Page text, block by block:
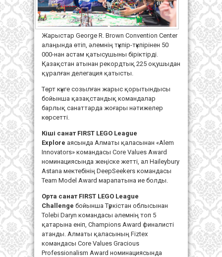
Жарыстар George R. Brown Convention Center
алаңында өтіп, әлемнің түкпір-түкпірінен 50
000-нан астам қатысушыны біріктірді.
Қазақстан атынан рекордтық 225 оқушыдан
құралған делегация қатысты.
Төрт күнге созылған жарыс қорытындысы
бойынша қазақстандық командалар
барлық санаттарда жоғары нәтижелер
көрсетті.
Кіші санат FIRST LEGO League
Explore аясында Алматы қаласынан «Alem
Innovators» командасы Core Values Award
номинациясында жеңіске жетті, ал Haileybury
Astana мектебінің DeepSeekers командасы
Team Model Award марапатына ие болды.
Орта санат FIRST LEGO League
Challenge бойынша Түркістан облысынан
Tolebi Daryn командасы әлемнің топ 5
қатарына еніп, Champions Award финалисті
атанды. Алматы қаласының Fiztex
командасы Core Values Gracious
Professionalism Award номинациясында